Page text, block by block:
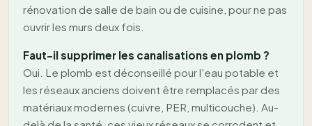
rénovation de salle de bain ou de cuisine, pour ne pas
ouvrir les murs deux fois.
Faut-il supprimer les canalisations en plomb ?
Oui. Le plomb est déconseillé pour l'eau potable et
les réseaux anciens doivent être remplacés par des
matériaux modernes (cuivre, PER, multicouche). Au-